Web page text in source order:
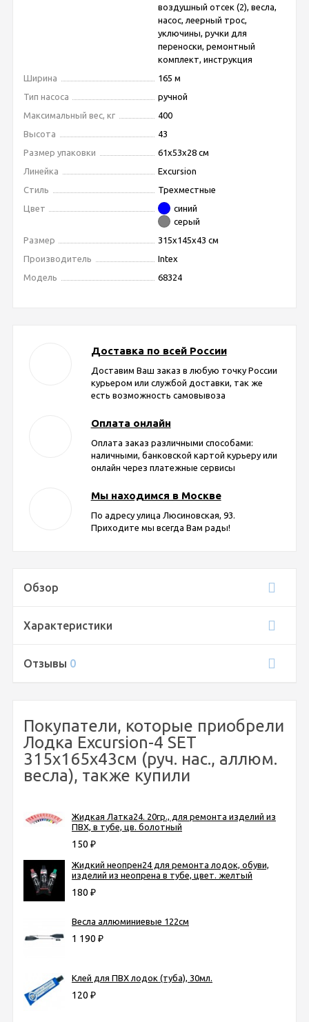
воздушный отсек (2), весла,
насос, леерный трос,
уключины, ручки для
переноски, ремонтный
комплект, инструкция
Ширина
165 м
Тип насоса
ручной
Максимальный вес, кг
400
Высота
43
Размер упаковки
61x53x28 см
Линейка
Excursion
Стиль
Трехместные
Цвет
синий
серый
Размер
315x145x43 см
Производитель
Intex
Модель
68324
Доставка по всей России
Доставим Ваш заказ в любую точку России
курьером или службой доставки, так же
есть возможность самовывоза
Оплата онлайн
Оплата заказ различными способами:
наличными, банковской картой курьеру или
онлайн через платежные сервисы
Мы находимся в Москве
По адресу улица Люсиновская, 93.
Приходите мы всегда Вам рады!
Обзор
Характеристики
Отзывы 0
Покупатели, которые приобрели
Лодка Excursion-4 SET
315х165х43см (руч. нас., аллюм.
весла), также купили
Жидкая Латка24. 20гр., для ремонта изделий из
ПВХ, в тубе, цв. болотный
150 ₽
Жидкий неопрен24 для ремонта лодок, обуви,
изделий из неопрена в тубе, цвет. желтый
180 ₽
Весла аллюминиевые 122см
1 190 ₽
Клей для ПВХ лодок (туба), 30мл.
120 ₽